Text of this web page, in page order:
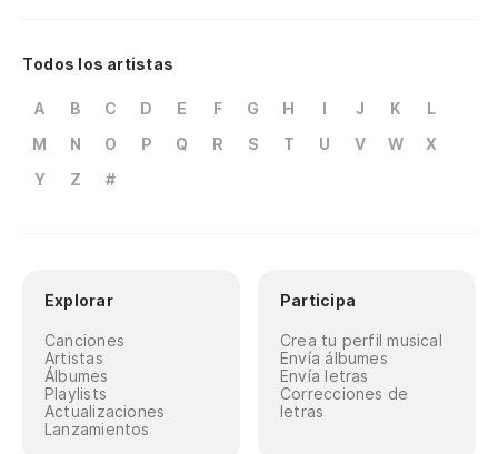
Todos los artistas
A B C D E F G H I J K
L
M
N O P Q R S T U V W
X
Y
Z #
Explorar
Canciones
Artistas
Álbumes
Playlists
Actualizaciones
Lanzamientos
Participa
Crea tu perfil musical
Envía álbumes
Envía letras
Correcciones de
letras